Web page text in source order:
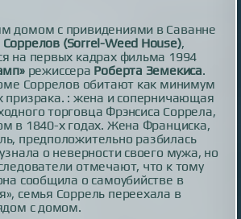
домом с привидениями в Саванне
(Sorrel-Weed House),
на первых кадрах фильма 1994
режиссера Роберта Земекиса.
Соррелов обитают как минимум
призрака. : жена и соперничающая
торговца Фрэнсиса Соррела,
в 1840-х годах. Жена Франциска,
предположительно разбилась
о неверности своего мужа, но
отмечают, что к тому
сообщила о самоубийстве в
семья Соррель переехала в
с домом.